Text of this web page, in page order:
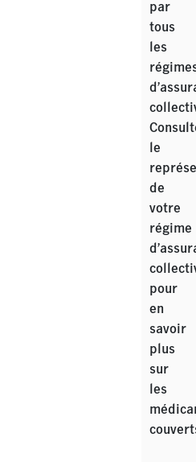
par
tous
les
le
de
votre
régime
pour
en
savoir
plus
sur
les